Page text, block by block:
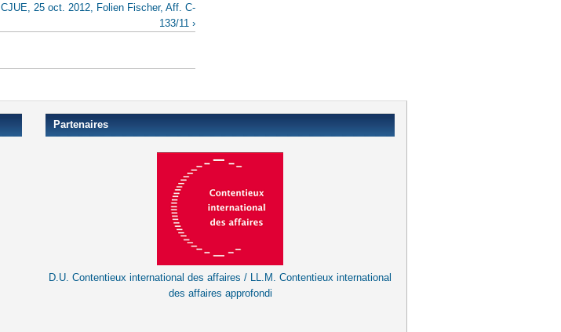
CJUE, 25 oct. 2012, Folien Fischer, Aff. C-
133/11 ›
Partenaires
D.U. Contentieux international des affaires / LL.M. Contentieux international
des affaires approfondi